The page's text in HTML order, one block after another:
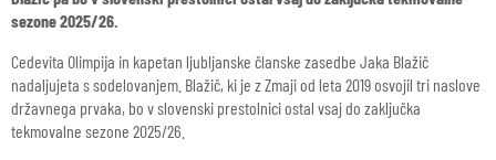
sezone 2025/26.
Cedevita Olimpija in kapetan ljubljanske članske zasedbe Jaka Blažič
nadaljujeta s sodelovanjem. Blažič, ki je z Zmaji od leta 2019 osvojil tri naslove
državnega prvaka, bo v slovenski prestolnici ostal vsaj do zaključka
tekmovalne sezone 2025/26.